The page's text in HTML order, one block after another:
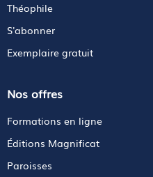
Théophile
S'abonner
Exemplaire gratuit
Nos offres
Formations en ligne
Éditions Magnificat
Paroisses